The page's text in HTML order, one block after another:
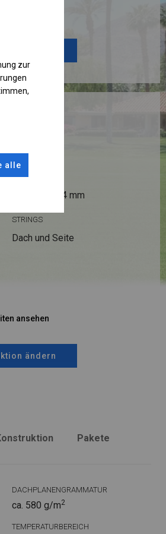
ANSCHLÜSSE
fi 54 mm
STRINGS
Dach und Seite
ansehen
ändern
Pakete
DACHPLANENGRAMMATUR
ca. 580 g/m2
TEMPERATURBEREICH
zur
alle